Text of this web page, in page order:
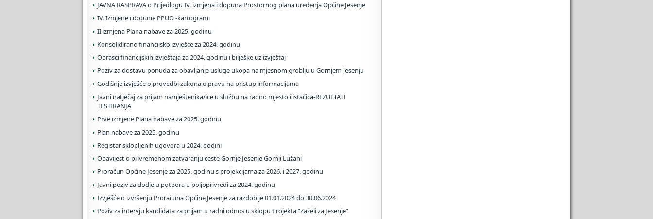
JAVNA RASPRAVA o Prijedlogu IV. izmjena i dopuna Prostornog plana uređenja Općine Jesenje
IV. Izmjene i dopune PPUO -kartogrami
II izmjena Plana nabave za 2025. godinu
Konsolidirano financijsko izvješće za 2024. godinu
Obrasci financijskih izvještaja za 2024. godinu i bilješke uz izvještaj
Poziv za dostavu ponuda za obavljanje usluge ukopa na mjesnom groblju u Gornjem Jesenju
Godišnje izvješće o provedbi zakona o pravu na pristup informacijama
Javni natječaj za prijam namještenika/ice u službu na radno mjesto čistačica-REZULTATI
TESTIRANJA
Prve izmjene Plana nabave za 2025. godinu
Plan nabave za 2025. godinu
Registar sklopljenih ugovora u 2024. godini
Obavijest o privremenom zatvaranju ceste Gornje Jesenje Gornji Lužani
Proračun Općine Jesenje za 2025. godinu s projekcijama za 2026. i 2027. godinu
Javni poziv za dodjelu potpora u poljoprivredi za 2024. godinu
Izvješće o izvršenju Proračuna Općine Jesenje za razdoblje 01.01.2024 do 30.06.2024
Poziv za intervju kandidata za prijam u radni odnos u sklopu Projekta “Zaželi za Jesenje”